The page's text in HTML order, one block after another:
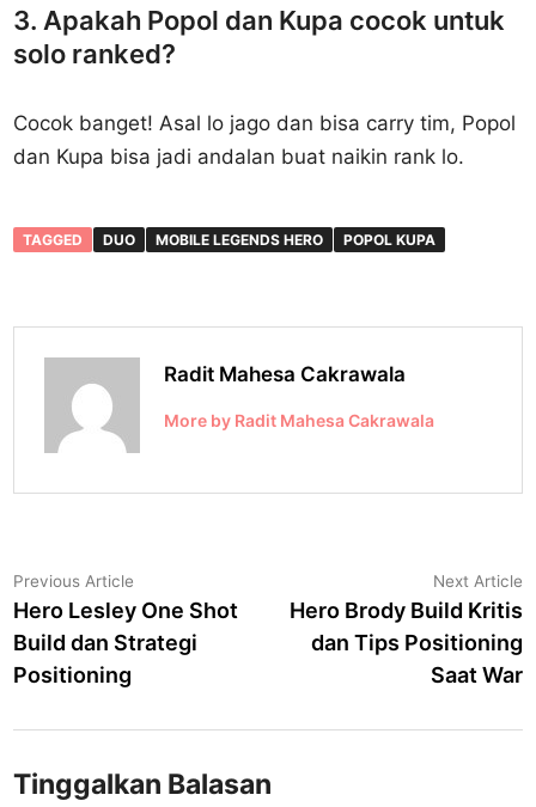
3. Apakah Popol dan Kupa cocok untuk
solo ranked?
Cocok banget! Asal lo jago dan bisa carry tim, Popol
dan Kupa bisa jadi andalan buat naikin rank lo.
TAGGED DUO MOBILE LEGENDS HERO POPOL KUPA
Radit Mahesa Cakrawala
More by Radit Mahesa Cakrawala
Navigasi
pos
Previous Article
article:
Hero Lesley One Shot
Build dan Strategi
Positioning
Next Article
Hero Brody Build Kritis
dan Tips Positioning
Saat War
Tinggalkan Balasan